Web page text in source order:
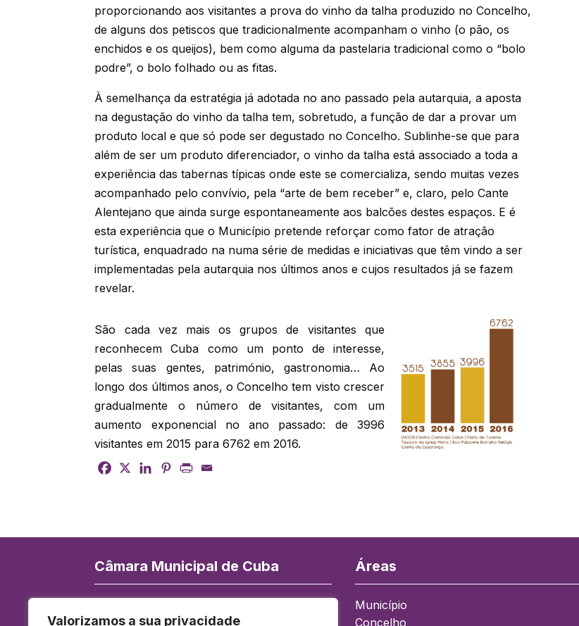
Valorizamos a sua privacidade
proporcionando aos visitantes a prova do vinho da talha produzido no Concelho,
de alguns dos petiscos que tradicionalmente acompanham o vinho (o pão, os
enchidos e os queijos), bem como alguma da pastelaria tradicional como o “bolo
podre”, o bolo folhado ou as fitas.
À semelhança da estratégia já adotada no ano passado pela autarquia, a aposta
na degustação do vinho da talha tem, sobretudo, a função de dar a provar um
produto local e que só pode ser degustado no Concelho. Sublinhe-se que para
além de ser um produto diferenciador, o vinho da talha está associado a toda a
experiência das tabernas típicas onde este se comercializa, sendo muitas vezes
acompanhado pelo convívio, pela “arte de bem receber” e, claro, pelo Cante
Alentejano que ainda surge espontaneamente aos balcões destes espaços. E é
esta experiência que o Município pretende reforçar como fator de atração
turística, enquadrado na numa série de medidas e iniciativas que têm vindo a ser
implementadas pela autarquia nos últimos anos e cujos resultados já se fazem
revelar.
São cada vez mais os grupos de visitantes que
reconhecem Cuba como um ponto de interesse,
pelas suas gentes, património, gastronomia… Ao
longo dos últimos anos, o Concelho tem visto crescer
gradualmente o número de visitantes, com um
aumento exponencial no ano passado: de 3996
visitantes em 2015 para 6762 em 2016.
Câmara Municipal de Cuba Áreas
Município
Concelho